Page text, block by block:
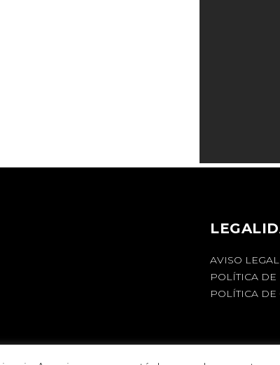
AVISO LEGAL
POLÍTICA
POLÍTICA DE